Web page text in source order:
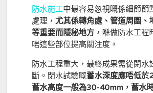
防水施工中最容易忽視嘅係細節節
處理， 尤其係轉角處、管道周圍、
等重要而隱秘地方， 喺做防水工程
啱這些部位提高關注度。
防水工程重大，最終成果需從閉水
斷。閉水試驗嘅蓄水深度應唔低於
蓄水高度一般為30-40mm，蓄水